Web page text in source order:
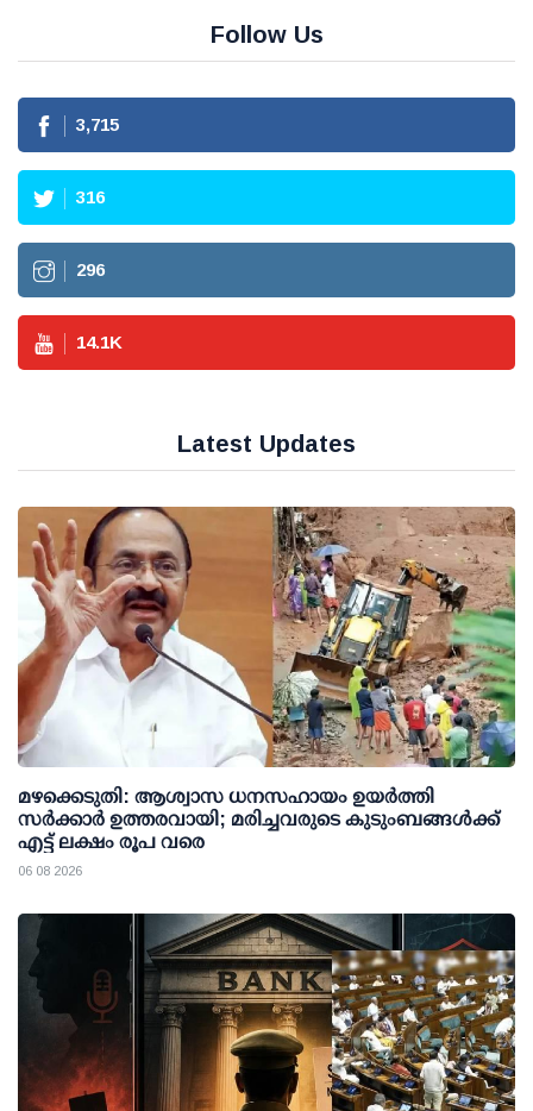
Follow Us
3,715
316
296
14.1K
Latest Updates
മഴക്കെടുതി: ആശ്വാസ ധനസഹായം ഉയര്‍ത്തി
സര്‍ക്കാര്‍ ഉത്തരവായി; മരിച്ചവരുടെ കുടുംബങ്ങള്‍ക്ക്
എട്ട് ലക്ഷം രൂപ വരെ
06 08 2026